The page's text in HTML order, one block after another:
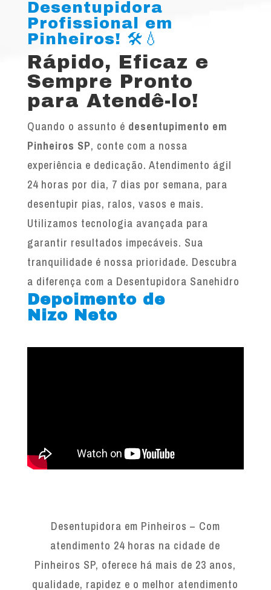
Desentupidora
Profissional em
Pinheiros! 🛠️💧
Rápido, Eficaz e
Sempre Pronto
para Atendê-lo!
Quando o assunto é desentupimento em
Pinheiros SP, conte com a nossa
experiência e dedicação. Atendimento ágil
24 horas por dia, 7 dias por semana, para
desentupir pias, ralos, vasos e mais.
Utilizamos tecnologia avançada para
garantir resultados impecáveis. Sua
tranquilidade é nossa prioridade. Descubra
a diferença com a Desentupidora Sanehidro
Depoimento de
Nizo Neto
Desentupidora em Pinheiros – Com
atendimento 24 horas na cidade de
Pinheiros SP, oferece há mais de 23 anos,
qualidade, rapidez e o melhor atendimento